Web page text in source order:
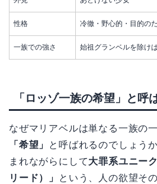
性格 冷徹・野心的・目的の
一族での強さ 始祖グランベルを除け
「ロッゾ一族の希望」と呼
なぜマリアベルは単なる一族の
「希望」
と呼ばれるのでしょう
まれながらにして大罪系ユニー
リード）」
という、人の欲望そ